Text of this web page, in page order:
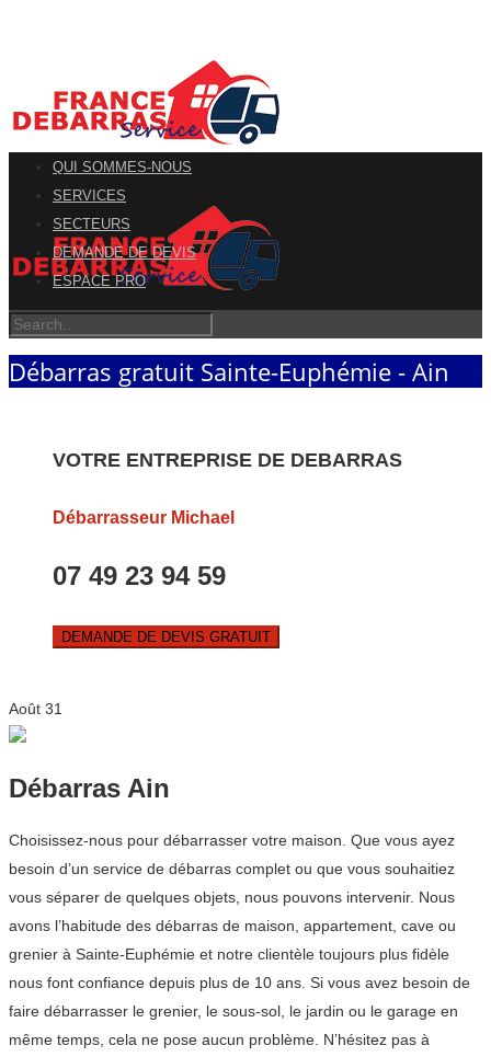
QUI SOMMES-NOUS
SERVICES
SECTEURS
DEMANDE DE DEVIS
ESPACE PRO
Débarras gratuit Sainte-Euphémie - Ain
VOTRE ENTREPRISE DE DEBARRAS
Débarrasseur Michael
07 49 23 94 59
DEMANDE DE DEVIS GRATUIT
Août 31
Débarras Ain
Choisissez-nous pour débarrasser votre maison. Que vous ayez
besoin d’un service de débarras complet ou que vous souhaitiez
vous séparer de quelques objets, nous pouvons intervenir. Nous
avons l’habitude des débarras de maison, appartement, cave ou
grenier à Sainte-Euphémie et notre clientèle toujours plus fidèle
nous font confiance depuis plus de 10 ans. Si vous avez besoin de
faire débarrasser le grenier, le sous-sol, le jardin ou le garage en
même temps, cela ne pose aucun problème. N’hésitez pas à